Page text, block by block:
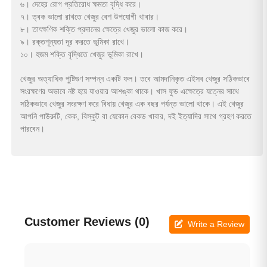
৬। দেহের রোগ প্রতিরোধ ক্ষমতা বৃদ্ধি করে।
৭। ত্বক ভালো রাখতে খেজুর বেশ উপযোগী খাবার।
৮। তাৎক্ষণিক শক্তি প্রদানের ক্ষেত্রে খেজুর ভালো কাজ করে।
৯। রক্তশূন্যতা দূর করতে ভূমিকা রাখে।
১০। হজম শক্তি বৃদ্ধিতে খেজুর ভূমিকা রাখে।
খেজুর অত্যাধিক পুষ্টিগুণ সম্পন্ন একটি ফল। তবে আমদানিকৃত এইসব খেজুর সঠিকভাবে
সংরক্ষণের অভাবে নষ্ট হয়ে যাওয়ার আশঙ্কা থাকে। খাস ফুড এক্ষেত্রে যত্নের সাথে
সঠিকভাবে খেজুর সংরক্ষণ করে বিধায় খেজুর এক বছর পর্যন্ত ভালো থাকে। এই খেজুর
আপনি পাউরুটি, কেক, বিস্কুট বা যেকোন বেকড খাবার, দই ইত্যাদির সাথে গ্রহণ করতে
পারবেন।
Customer Reviews (0) Write a Review